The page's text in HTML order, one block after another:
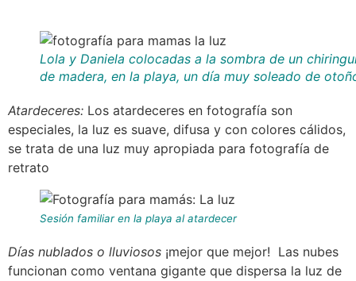
Lola y Daniela colocadas a la sombra de un
de madera, en la playa, un día muy soleado de
Atardeceres: Los atardeceres en fotografía son
especiales, la luz es suave, difusa y con colores cálidos,
se trata de una luz muy apropiada para fotografía de
retrato
Sesión familiar en la playa al atardecer
Días nublados o lluviosos ¡mejor que mejor! Las nubes
funcionan como ventana gigante que dispersa la luz de